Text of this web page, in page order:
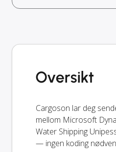
Oversikt
Cargoson lar deg
mellom Microsoft
Water Shipping
— ingen koding